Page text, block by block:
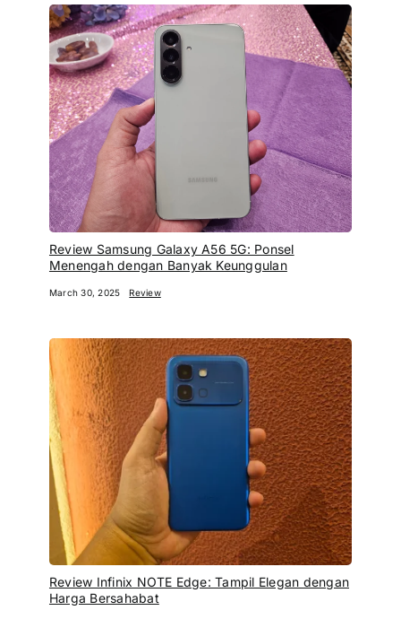
Review Samsung Galaxy A56 5G: Ponsel
Menengah dengan Banyak Keunggulan
March 30, 2025 Review
Review Infinix NOTE Edge: Tampil Elegan dengan
Harga Bersahabat